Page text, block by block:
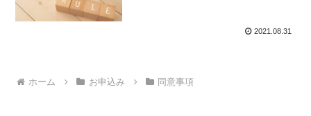
2021.08.31
ホーム お申込み 同意事項